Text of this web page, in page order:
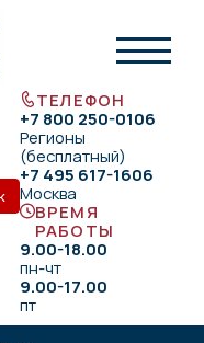
ТЕЛЕФОН
+7 800 250-0106
Регионы
(бесплатный)
+7 495 617-1606
Москва
ВРЕМЯ
РАБОТЫ
9.00-18.00
пн-чт
9.00-17.00
пт